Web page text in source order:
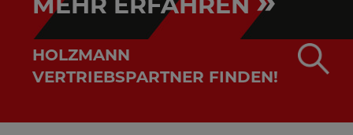
MEHR ERFAHREN
HOLZMANN
VERTRIEBSPARTNER FINDEN!